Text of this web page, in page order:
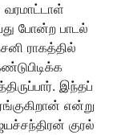
வரமாட்டாள்
போன்ற பாடல்
ராகத்தில்
இந்தப்
என்று
குரல்